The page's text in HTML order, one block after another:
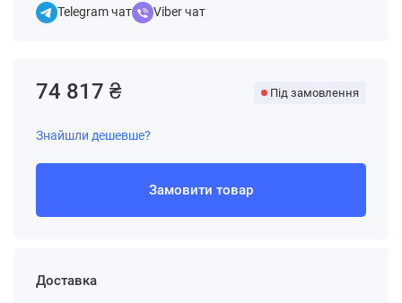
Telegram чат Viber чат
Доставка
74 817 ₴ Під замовлення
Знайшли дешевше?
Замовити товар